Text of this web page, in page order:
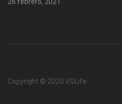
26 febrero, 2021
Copyright © 2020 VGLife